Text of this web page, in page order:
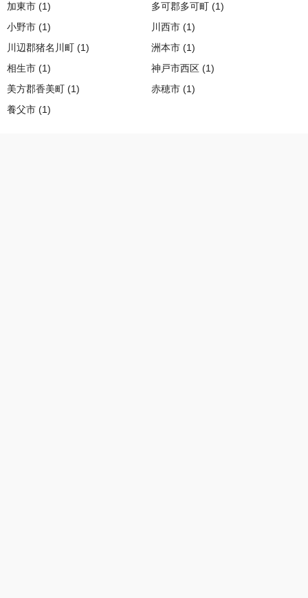
加東市 (1) 多可郡多可町 (1)
小野市 (1) 川西市 (1)
川辺郡猪名川町 (1) 洲本市 (1)
相生市 (1) 神戸市西区 (1)
美方郡香美町 (1) 赤穂市 (1)
養父市 (1)